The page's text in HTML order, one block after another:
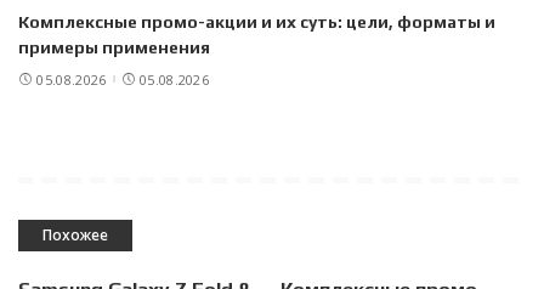
Комплексные промо-акции и их суть: цели, форматы и
примеры применения
05.08.2026 05.08.2026
Похожее